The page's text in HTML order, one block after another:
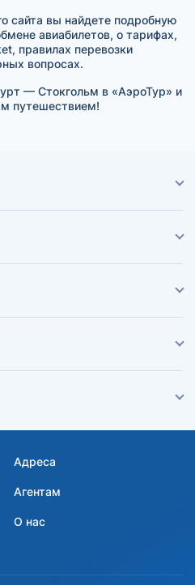
сайта вы найдете подробную
авиабилетов, о тарифах,
правилах перевозки
вопросах.
— Стокгольм в «АэроТур» и
путешествием!
Адреса
Агентам
О нас